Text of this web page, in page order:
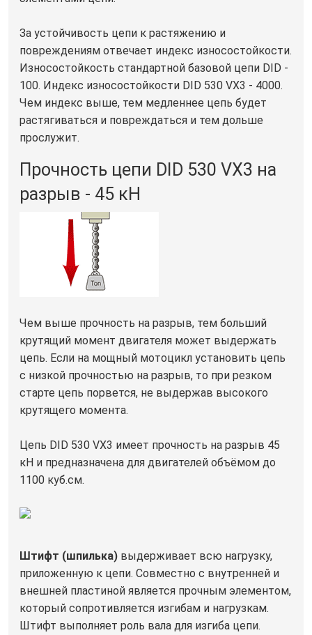
За устойчивость цепи к растяжению и
повреждениям отвечает индекс износостойкости.
Износостойкость стандартной базовой цепи DID -
100. Индекс износостойкости DID 530 VX3 - 4000.
Чем индекс выше, тем медленнее цепь будет
растягиваться и повреждаться и тем дольше
прослужит.
Прочность цепи DID 530 VX3 на
разрыв - 45 кН
Чем выше прочность на разрыв, тем больший
крутящий момент двигателя может выдержать
цепь. Если на мощный мотоцикл установить цепь
с низкой прочностью на разрыв, то при резком
старте цепь порвется, не выдержав высокого
крутящего момента.
Цепь DID 530 VX3 имеет прочность на разрыв 45
кН и предназначена для двигателей объёмом до
1100 куб.см.
Штифт (шпилька) выдерживает всю нагрузку,
приложенную к цепи. Совместно с внутренней и
внешней пластиной является прочным элементом,
который сопротивляется изгибам и нагрузкам.
Штифт выполняет роль вала для изгиба цепи.